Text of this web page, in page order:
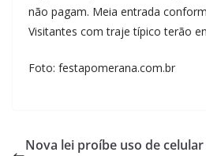
não pagam. Meia entrada
Visitantes com traje típico terão
Foto: festapomerana.com.br
Nova lei proíbe uso de